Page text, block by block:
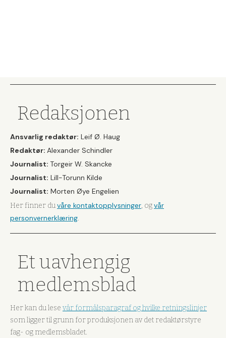
Redaksjonen
Ansvarlig redaktør: Leif Ø. Haug
Redaktør: Alexander Schindler
Journalist: Torgeir W. Skancke
Journalist: Lill-Torunn Kilde
Journalist: Morten Øye Engelien
Her finner duvåre kontaktopplysninger, ogvår
personvernerklæring.
Et uavhengig
medlemsblad
Her kan du lese vår formålsparagraf og hvilke retningslinjer
som ligger til grunn for produksjonen av det redaktørstyre
fag- og medlemsbladet.